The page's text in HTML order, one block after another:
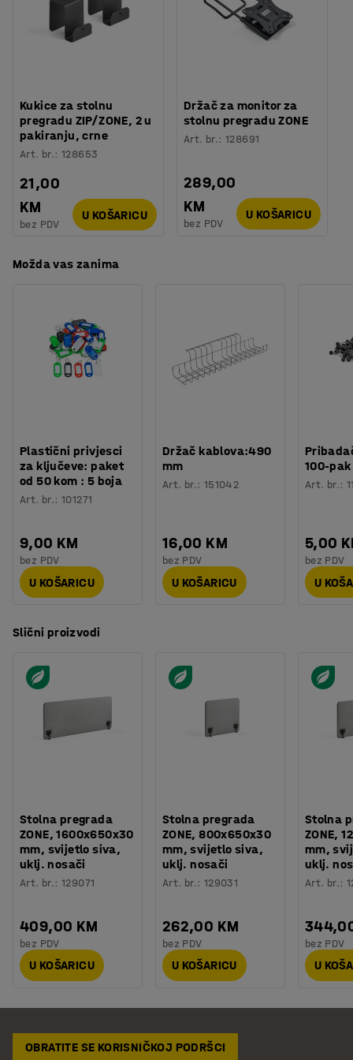
ugodniji dojam od podnih pregrada, a istovremeno ih je
lako premjestiti.
Montaža
: Dolazi nesastavljeno
Testirano
ISO 354, EN 1023-2, EN 1023-3, EN 1023-1
Kvaliteta - Eko oznaka
Möbelfakta 220250124
Kukice za stolnu
pregradu ZIP/ZONE, 2 u
pakiranju, crne
Art. br.:128653
21,00
KM
bez PDV
U KOŠARICU
Držač za monitor za
stolnu pregradu ZONE
Art. br.:128691
289,00
KM
bez PDV
U KOŠARICU
Možda vas zanima
Plastični privjesci
za ključeve: paket
od 50 kom : 5 boja
Art. br.:101271
9,00 KM
bez PDV
U KOŠARICU
Držač kablova:490
mm
Art. br.: 151042
16,00 KM
bez PDV
U KOŠARICU
100-pak
Art. br.:
5,00
bez PDV
U
Slični proizvodi
Stolna pregrada
ZONE, 1600x650x30
mm, svijetlo siva,
uklj. nosači
Art. br.:129071
409,00 KM
bez PDV
U KOŠARICU
Stolna pregrada
ZONE, 800x650x30
mm, svijetlo siva,
uklj. nosači
Art. br.: 129031
262,00 KM
bez PDV
U KOŠARICU
Stolna
ZONE,
mm,
uklj.
Art. br.:
bez PDV
U
OBRATITE SE KORISNIČKOJ PODRŠCI